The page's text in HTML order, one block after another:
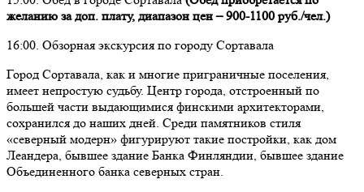
желанию за доп. плату, диапазон цен – 900-1100 руб./чел.)
16:00. Обзорная экскурсия по городу Сортавала
Город Сортавала, как и многие приграничные поселения,
имеет непростую судьбу. Центр города, отстроенный по
большей части выдающимися финскими архитекторами,
сохранился до наших дней. Среди памятников стиля
«северный модерн» фигурируют такие постройки, как дом
Леандера, бывшее здание Банка Финляндии, бывшее здание
Объединенного банка северных стран.